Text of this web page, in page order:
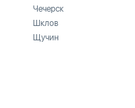
Чечерск
Шклов
Щучин